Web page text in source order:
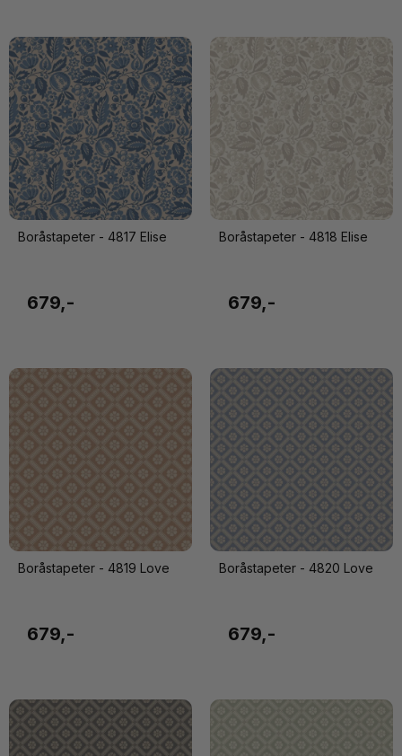
Boråstapeter - 4817 Elise
679,-
Boråstapeter - 4818 Elise
679,-
Boråstapeter - 4819 Love
679,-
Boråstapeter - 4820 Love
679,-